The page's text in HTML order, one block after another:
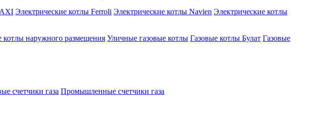
Электрические котлы Ferroli Электрические котлы Navien Электрические котлы
котлы наружного размещения Уличные газовые котлы Газовые котлы Булат Газовые
счетчики газа Промышленные счетчики газа